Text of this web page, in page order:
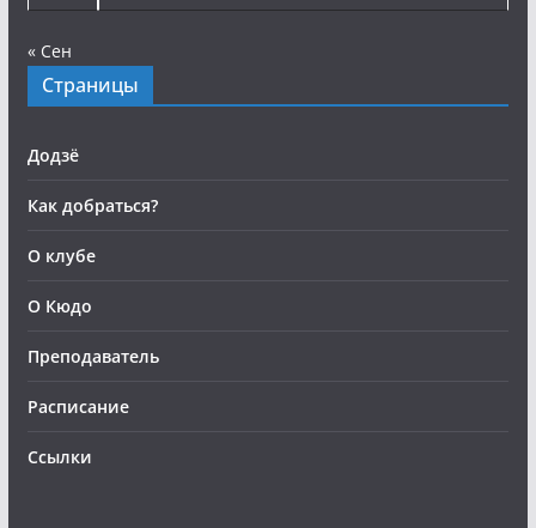
« Сен
Страницы
Додзё
Как добраться?
О клубе
О Кюдо
Преподаватель
Расписание
Ссылки